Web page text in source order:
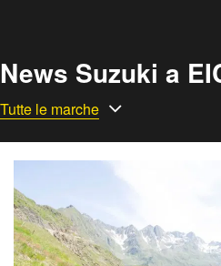
News Suzuki a
Tutte le marche